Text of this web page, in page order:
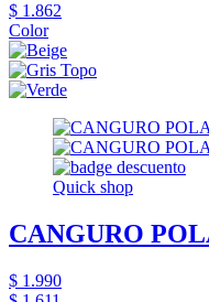
$ 1.862
Color
Quick shop
CANGURO
$ 1.990